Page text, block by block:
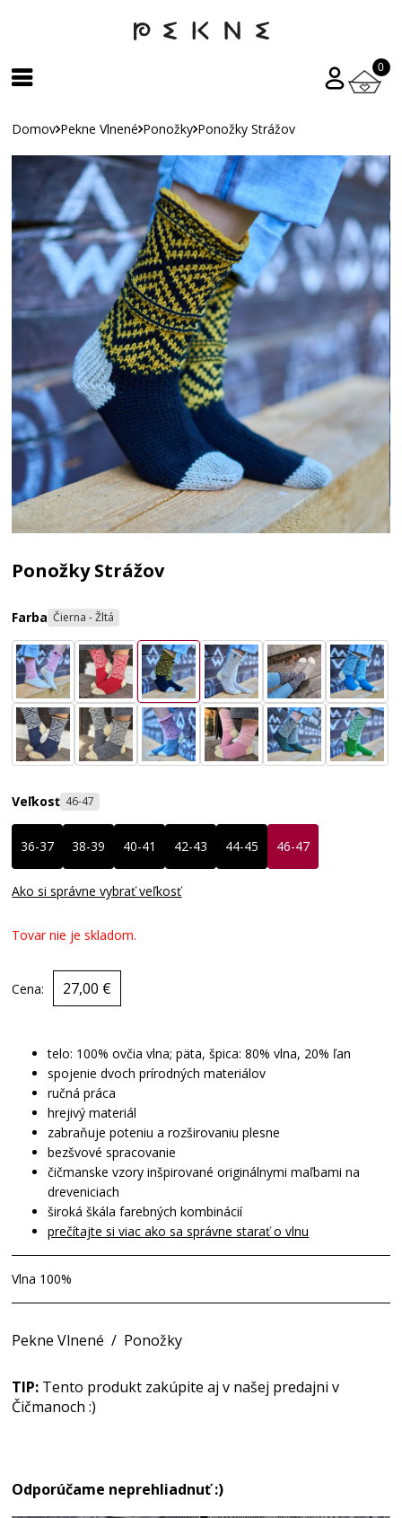
0
Domov Pekne Vlnené Ponožky Ponožky Strážov
Ponožky Strážov
Farba Čierna - Žltá
Veľkosť 46-47
36-37 38-39 40-41 42-43 44-45 46-47
Ako si správne vybrať veľkosť
Tovar nie je skladom.
Cena: 27,00 €
telo: 100% ovčia vlna; päta, špica: 80% vlna, 20% ľan
spojenie dvoch prírodných materiálov
ručná práca
hrejivý materiál
zabraňuje poteniu a rozširovaniu plesne
bezšvové spracovanie
čičmanske vzory inšpirované originálnymi maľbami na
dreveniciach
široká škála farebných kombinácií
prečítajte si viac ako sa správne starať o vlnu
Vlna 100%
Pekne Vlnené / Ponožky
TIP: Tento produkt zakúpite aj v našej predajni v
Čičmanoch :)
Odporúčame neprehliadnuť :)